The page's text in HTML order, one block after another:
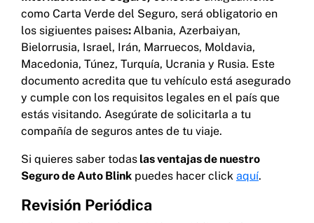
como Carta Verde del Seguro, será obligatorio en
los sigiuentes paises: Albania, Azerbaiyan,
Bielorrusia, Israel, Irán, Marruecos, Moldavia,
Macedonia, Túnez, Turquía, Ucrania y Rusia. Este
documento acredita que tu vehículo está asegurado
y cumple con los requisitos legales en el país que
estás visitando. Asegúrate de solicitarla a tu
compañía de seguros antes de tu viaje.
Si quieres saber todas las ventajas de nuestro
Seguro de Auto Blink puedes hacer click aquí.
Revisión Periódica